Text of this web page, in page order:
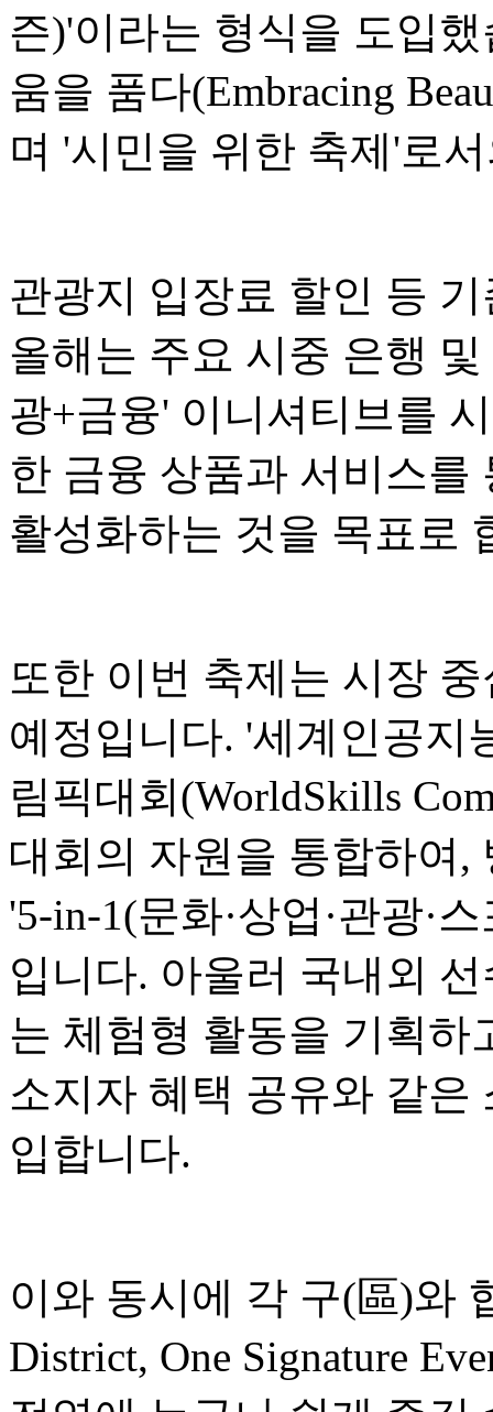
즌)'이라는 형식을 도입
움을 품다(Embracing
며 '시민을 위한 축제'로
관광지 입장료 할인 등
올해는 주요 시중 은행
광+금융' 이니셔티브를
한 금융 상품과 서비스를
활성화하는 것을 목표로
또한 이번 축제는 시장
예정입니다. '세계인공지
림픽대회(WorldSkills
대회의 자원을 통합하여,
'5-in-1(문화·상업·관광·
입니다. 아울러 국내외
는 체험형 활동을 기획하
소지자 혜택 공유와 같은
입합니다.
이와 동시에 각 구(區)와
District, One Signature